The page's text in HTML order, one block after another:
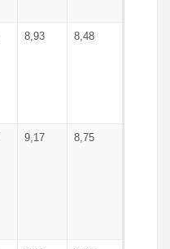
8,93 8,48
9,17 8,75